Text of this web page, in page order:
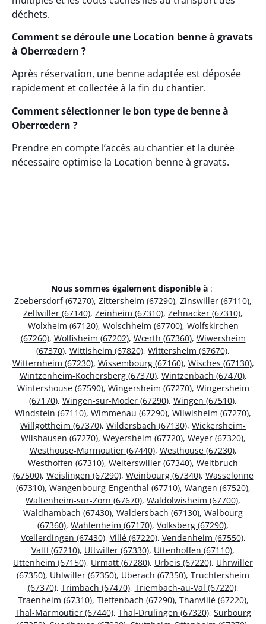
déchets.
Comment se déroule une Location benne à gravats
à Oberrœdern ?
Après réservation, une benne adaptée est déposée
rapidement et collectée à la fin du chantier.
Comment sélectionner le bon type de benne à
Oberrœdern ?
Prendre en compte l’accès au chantier et la durée
nécessaire optimise la Location benne à gravats.
Nous sommes également disponible à :
Zoebersdorf (67270), Zittersheim (67290), Zinswiller (67110),
Zellwiller (67140), Zeinheim (67310), Zehnacker (67310),
Wolxheim (67120), Wolschheim (67700), Wolfskirchen
(67260), Wolfisheim (67202), Wœrth (67360), Wiwersheim
(67370), Wittisheim (67820), Wittersheim (67670),
Witternheim (67230), Wissembourg (67160), Wisches (67130),
Wintzenheim-Kochersberg (67370), Wintzenbach (67470),
Wintershouse (67590), Wingersheim (67270), Wingersheim
(67170), Wingen-sur-Moder (67290), Wingen (67510),
Windstein (67110), Wimmenau (67290), Wilwisheim (67270),
Willgottheim (67370), Wildersbach (67130), Wickersheim-
Wilshausen (67270), Weyersheim (67720), Weyer (67320),
Westhouse-Marmoutier (67440), Westhouse (67230),
Westhoffen (67310), Weiterswiller (67340), Weitbruch
(67500), Weislingen (67290), Weinbourg (67340), Wasselonne
(67310), Wangenbourg-Engenthal (67710), Wangen (67520),
Waltenheim-sur-Zorn (67670), Waldolwisheim (67700),
Waldhambach (67430), Waldersbach (67130), Walbourg
(67360), Wahlenheim (67170), Volksberg (67290),
Vœllerdingen (67430), Villé (67220), Vendenheim (67550),
Valff (67210), Uttwiller (67330), Uttenhoffen (67110),
Uttenheim (67150), Urmatt (67280), Urbeis (67220), Uhrwiller
(67350), Uhlwiller (67350), Uberach (67350), Truchtersheim
(67370), Trimbach (67470), Triembach-au-Val (67220),
Traenheim (67310), Tieffenbach (67290), Thanvillé (67220),
Thal-Marmoutier (67440), Thal-Drulingen (67320), Surbourg